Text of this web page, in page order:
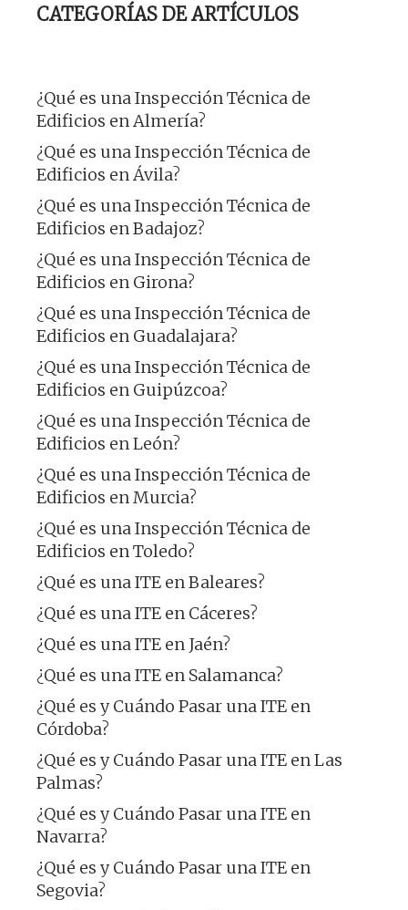
CATEGORÍAS DE ARTÍCULOS
¿Qué es una Inspección Técnica de
Edificios en Almería?
¿Qué es una Inspección Técnica de
Edificios en Ávila?
¿Qué es una Inspección Técnica de
Edificios en Badajoz?
¿Qué es una Inspección Técnica de
Edificios en Girona?
¿Qué es una Inspección Técnica de
Edificios en Guadalajara?
¿Qué es una Inspección Técnica de
Edificios en Guipúzcoa?
¿Qué es una Inspección Técnica de
Edificios en León?
¿Qué es una Inspección Técnica de
Edificios en Murcia?
¿Qué es una Inspección Técnica de
Edificios en Toledo?
¿Qué es una ITE en Baleares?
¿Qué es una ITE en Cáceres?
¿Qué es una ITE en Jaén?
¿Qué es una ITE en Salamanca?
¿Qué es y Cuándo Pasar una ITE en
Córdoba?
¿Qué es y Cuándo Pasar una ITE en Las
Palmas?
¿Qué es y Cuándo Pasar una ITE en
Navarra?
¿Qué es y Cuándo Pasar una ITE en
Segovia?